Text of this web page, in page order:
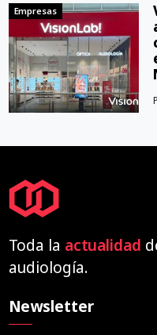
Empresas
Toda la actualidad
audiología.
Newsletter